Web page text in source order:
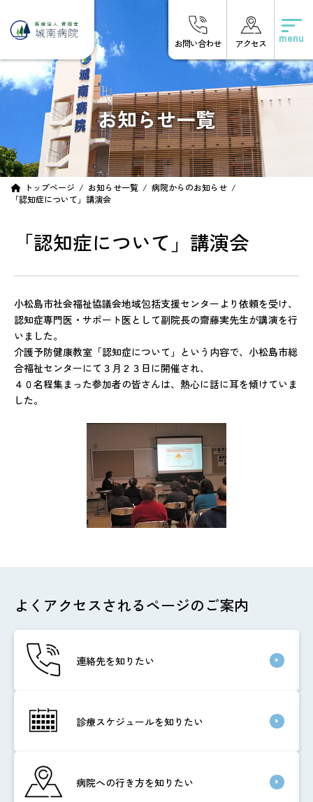
ツ
へ
ス
シ
ョ
ン
お問い合わせ アクセス
お知らせ一覧
トップページ お知らせ一覧
病院からのお知らせ
「認知症について」講演会
「認知症について」講演会
小松島市社会福祉協議会地域包括支援センターより依頼を受け、
認知症専門医・サポート医として副院長の齋藤実先生が講演を行
いました。
介護予防健康教室「認知症について」という内容で、小松島市総
合福祉センターにて３月２３日に開催され、
４０名程集まった参加者の皆さんは、熱心に話に耳を傾けていま
した。
よくアクセスされるページのご案内
連絡先を知りたい
診療スケジュールを知りたい
病院への行き方を知りたい